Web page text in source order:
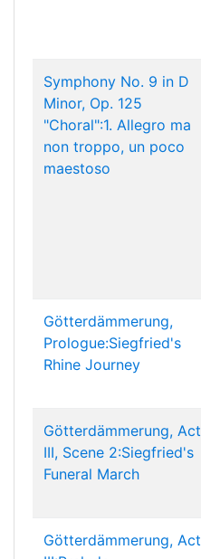
Symphony No. 9 in D
Minor, Op. 125
"Choral":1. Allegro ma
non troppo, un poco
maestoso
Götterdämmerung,
Prologue:Siegfried's
Rhine Journey
Götterdämmerung, Act
III, Scene 2:Siegfried's
Funeral March
Götterdämmerung, Act